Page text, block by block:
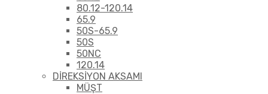
80.12-120.14
65.9
50S-65.9
50S
50NC
120.14
DİREKSİYON AKSAMI
MÜŞT